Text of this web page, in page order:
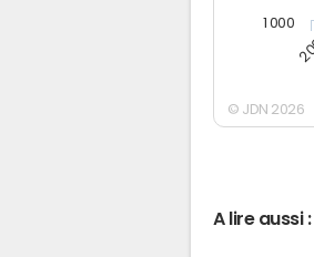
1 000
© JDN 2026
A lire aussi :